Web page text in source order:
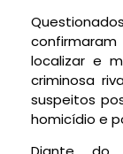
localizar e
criminosa
suspeitos
homicídio e